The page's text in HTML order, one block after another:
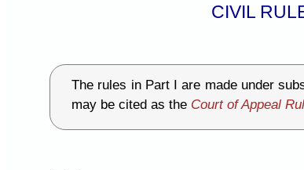
CIVIL
The rules in Part I are made under
may be cited as the Court of Appeal